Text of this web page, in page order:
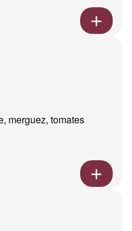
merguez, tomates